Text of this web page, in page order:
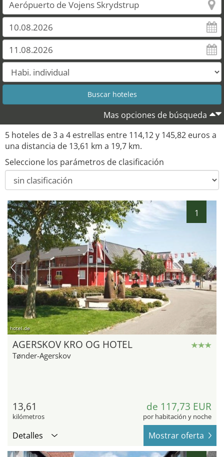
Mas opciones de búsqueda
5 hoteles de 3 a 4 estrellas entre 114,12 y 145,82 euros a
una distancia de 13,61 km a 19,7 km.
Seleccione los parámetros de clasificación
1
hotel.de
AGERSKOV KRO OG HOTEL
Tønder-Agerskov
13,61
kilómetros
de 117,73 EUR
por habitación y noche
Detalles Mostrar oferta